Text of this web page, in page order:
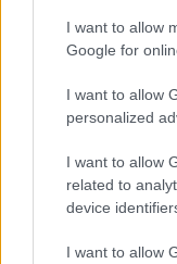
I want to allow
Google for
I want to allow
personalized
I want to allow
related to
device
I want to allow
Tragedia en
fallece
Un bombero de la
CRÓNICA